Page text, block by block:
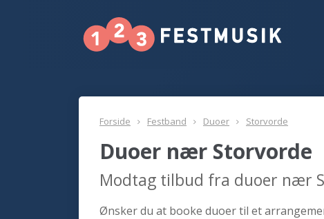
Forside Festband Duoer Storvorde
Duoer nær Storvorde
Modtag tilbud fra duoer nær
Ønsker du at booke duoer til et